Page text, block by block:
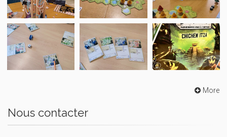
More
Nous contacter